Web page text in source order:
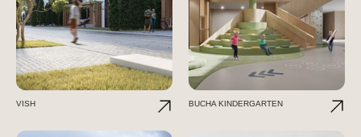
VISH BUCHA KINDERGARTEN